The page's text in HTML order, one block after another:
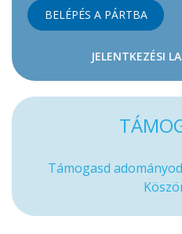
BELÉPÉS A PÁRTBA
JELENTKEZÉSI
Támogasd